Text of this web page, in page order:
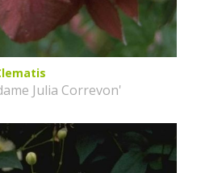
Julia Correvon'